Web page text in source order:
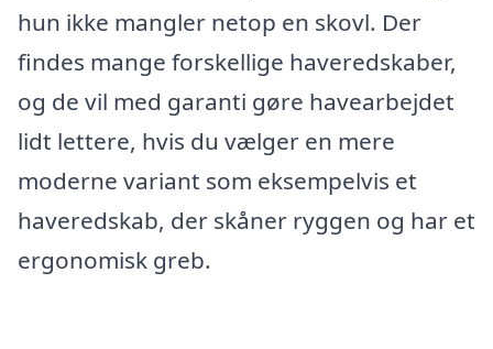
hun ikke mangler netop en skovl. Der
findes mange forskellige haveredskaber,
og de vil med garanti gøre havearbejdet
lidt lettere, hvis du vælger en mere
moderne variant som eksempelvis et
haveredskab, der skåner ryggen og har et
ergonomisk greb.